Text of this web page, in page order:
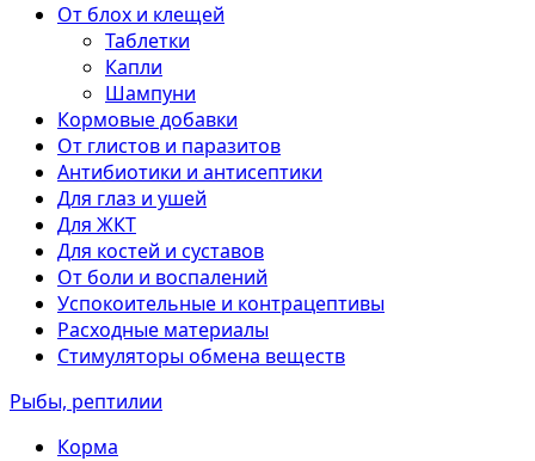
От блох и клещей
Таблетки
Капли
Шампуни
Кормовые добавки
От глистов и паразитов
Антибиотики и антисептики
Для глаз и ушей
Для ЖКТ
Для костей и суставов
От боли и воспалений
Успокоительные и контрацептивы
Расходные материалы
Стимуляторы обмена веществ
Рыбы, рептилии
Корма